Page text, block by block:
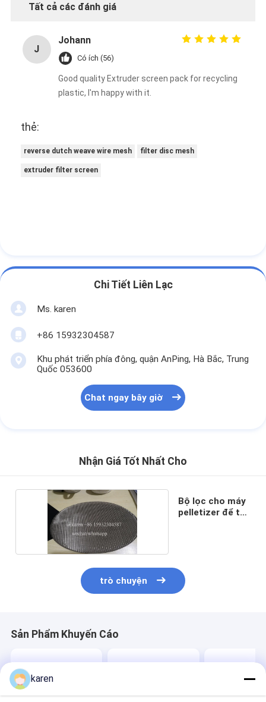
Tất cả các đánh giá
J
Johann
Có ích (56)
Good quality Extruder screen pack for recycling
plastic, I'm happy with it.
thẻ:
reverse dutch weave wire mesh filter disc mesh
extruder filter screen
Chi Tiết Liên Lạc
Ms. karen
+86 15932304587
Khu phát triển phía đông, quận AnPing, Hà Bắc, Trung
Quốc 053600
Chat ngay bây giờ
Nhận Giá Tốt Nhất Cho
Bộ lọc cho máy
pelletizer để tái
trò chuyện
Sản Phẩm Khuyến Cáo
karen